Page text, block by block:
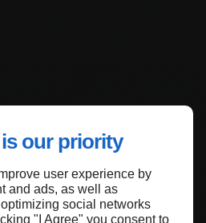
our priority
user experience by
and ads, as well as
social networks
"I Agree" you consent to
de page